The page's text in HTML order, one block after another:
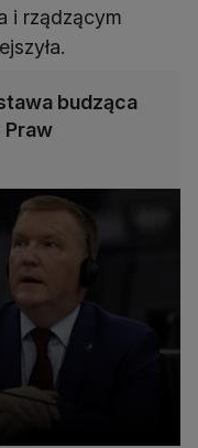
i rządzącym
budząca